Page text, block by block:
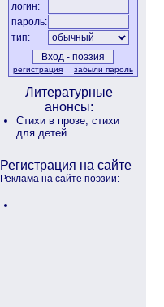
логин:
пароль:
тип:
регистрация забыли пароль
Литературные
анонсы:
Стихи в прозе, стихи
для детей.
Регистрация на сайте
Реклама на сайте поэзии: